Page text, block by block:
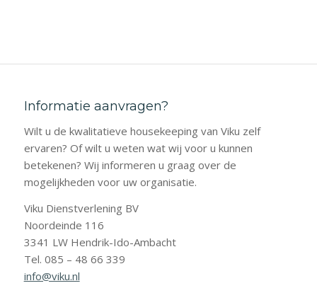
Informatie aanvragen?
Wilt u de kwalitatieve housekeeping van Viku zelf
ervaren? Of wilt u weten wat wij voor u kunnen
betekenen? Wij informeren u graag over de
mogelijkheden voor uw organisatie.
Viku Dienstverlening BV
Noordeinde 116
3341 LW Hendrik-Ido-Ambacht
Tel. 085 – 48 66 339
info@viku.nl